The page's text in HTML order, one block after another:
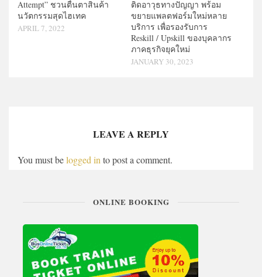
Attempt” ชวนตื่นตาสินค้า
นวัตกรรมสุดไฮเทค
APRIL 7, 2022
ติดอาวุธทางปัญญา พร้อม
ขยายแพลตฟอร์มใหม่หลาย
บริการ เพื่อรองรับการ
Reskill / Upskill ของบุคลากร
ภาคธุรกิจยุคใหม่
JANUARY 30, 2023
LEAVE A REPLY
You must belogged in to post a comment.
ONLINE BOOKING